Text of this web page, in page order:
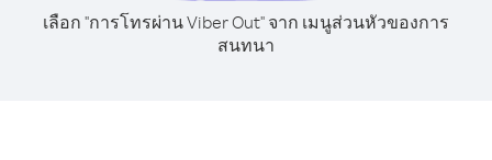
เลือก "การโทรผ่าน Viber Out" จาก เมนูส่วนหัวของการ
สนทนา